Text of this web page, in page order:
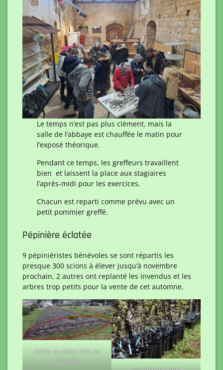
Le temps n’est pas plus clément, mais la
salle de l’abbaye est chauffée le matin pour
l’exposé théorique.
Pendant ce temps, les greffeurs travaillent
bien et laissent la place aux stagiaires
l’après-midi pour les exercices.
Chacun est reparti comme prévu avec un
petit pommier greffé.
Pépinière éclatée
9 pépiniéristes bénévoles se sont répartis les
presque 300 scions à élever jusqu’à novembre
prochain, 2 autres ont replanté les invendus et les
arbres trop petits pour la vente de cet automne.
scions en pleine terre au
potager